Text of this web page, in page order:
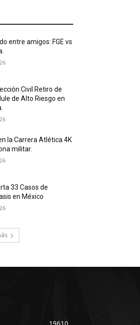
entre amigos: FGE vs
Civil Retiro de
de Alto Riesgo en
la Carrera Atlética 4K
militar.
33 Casos de
en México